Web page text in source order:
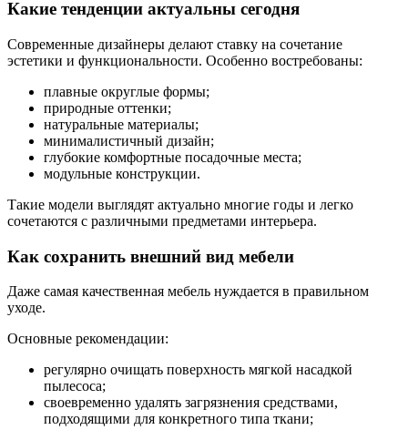
Какие тенденции актуальны сегодня
Современные дизайнеры делают ставку на сочетание
эстетики и функциональности. Особенно востребованы:
плавные округлые формы;
природные оттенки;
натуральные материалы;
минималистичный дизайн;
глубокие комфортные посадочные места;
модульные конструкции.
Такие модели выглядят актуально многие годы и легко
сочетаются с различными предметами интерьера.
Как сохранить внешний вид мебели
Даже самая качественная мебель нуждается в правильном
уходе.
Основные рекомендации:
регулярно очищать поверхность мягкой насадкой
пылесоса;
своевременно удалять загрязнения средствами,
подходящими для конкретного типа ткани;